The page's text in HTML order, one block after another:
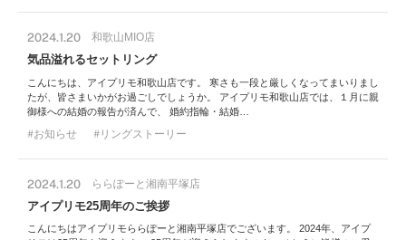
2024.1.20 和歌山MIO店
気品溢れるセットリング
こんにちは、アイプリモ和歌山店です。 寒さも一段と厳しくなってまいりまし
たが、皆さまいかがお過ごしでしょうか。 アイプリモ和歌山店では、１月に親
御様への結婚の報告が済んで、 婚約指輪・結婚…
お知らせ リングストーリー
2024.1.20 ららぽーと湘南平塚店
アイプリモ25周年のご挨拶
こんにちはアイプリモららぽーと湘南平塚店でございます。 2024年、アイプ